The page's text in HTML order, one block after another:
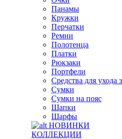
Панамы
Кружки
Перчатки
Ремни
Полотенца
Платки
Рюкзаки
Портфели
Средства для ухода
Сумки
Сумки на пояс
Шапки
Шарфы
НОВИНКИ
КОЛЛЕКЦИИ